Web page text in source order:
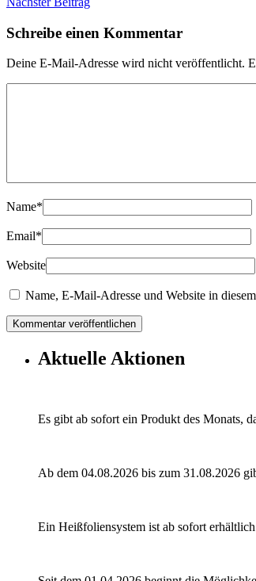
Schreibe einen Kommentar
Deine E-Mail-Adresse wird nicht veröffentlicht.
Name*
Email*
Website
Name, E-Mail-Adresse und Website in
Aktuelle Aktionen
Es gibt ab sofort ein Produkt des Monats,
Ab dem 04.08.2026 bis zum 31.08.2026
Ein Heißfoliensystem ist ab sofort